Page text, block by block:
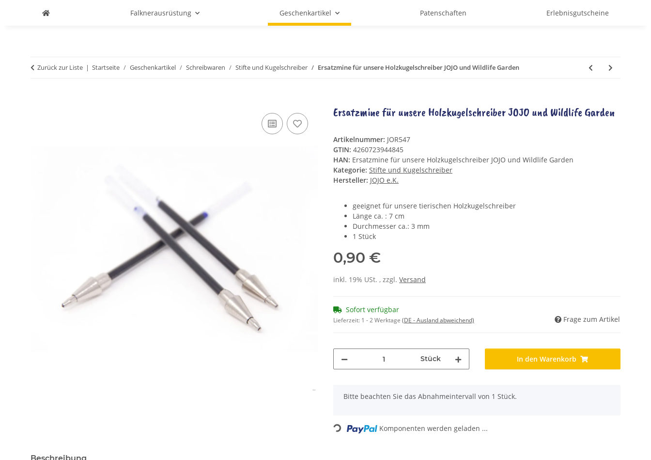
Falknerausrüstung Geschenkartikel Patenschaften Erlebnisgutscheine
Zurück zur Liste Startseite Geschenkartikel Schreibwaren Stifte und Kugelschreiber Ersatzmine für unsere Holzkugelschreiber JOJO und Wildlife Garden
Ersatzmine für unsere Holzkugelschreiber JOJO und Wildlife Garden
Artikelnummer: JOR547
GTIN: 4260723944845
HAN: Ersatzmine für unsere Holzkugelschreiber JOJO und Wildlife Garden
Kategorie: Stifte und Kugelschreiber
Hersteller: JOJO e.K.
geeignet für unsere tierischen Holzkugelschreiber
Länge ca. : 7 cm
Durchmesser ca.: 3 mm
1 Stück
0,90 €
inkl. 19% USt. , zzgl. Versand
Sofort verfügbar
Lieferzeit: 1 - 2 Werktage (DE - Ausland abweichend) Frage zum Artikel
Stück In den Warenkorb
x
Bitte beachten Sie das Abnahmeintervall von 1 Stück.
Loading... Komponenten werden geladen ...